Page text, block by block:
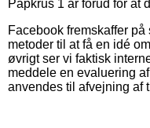
Papkrus 1 år forud for at
Facebook fremskaffer
metoder til at få en idé
øvrigt ser vi faktisk
meddele en evaluering
anvendes til afvejning af